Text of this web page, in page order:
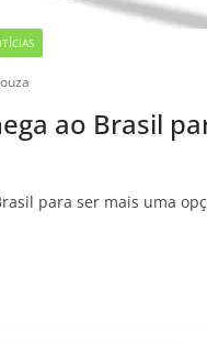
ao Brasil
para ser mais uma